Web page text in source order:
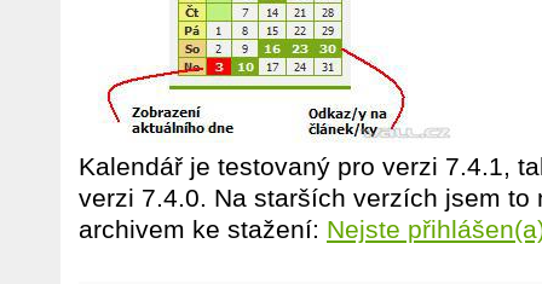
Kalendář je testovaný pro verzi 7.4.1,
verzi 7.4.0. Na starších verzích jsem to
archivem ke stažení: Nejste